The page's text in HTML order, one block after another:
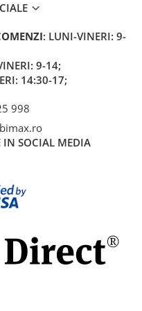
: LUNI-VINERI: 9-
9-14;
14:30-17;
998
IN SOCIAL MEDIA